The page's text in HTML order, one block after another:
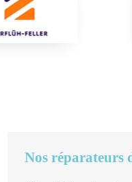
Nos réparateurs